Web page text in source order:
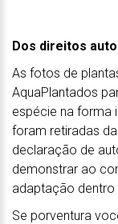
Dos direitos
As fotos de
AquaPlantados
espécie na forma
foram retiradas
declaração de
demonstrar ao
adaptação dentro
Se porventura